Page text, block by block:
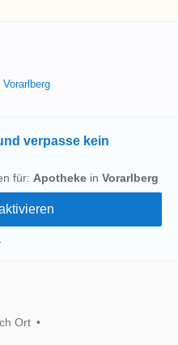
Vorarlberg
verpasse kein
für: Apotheke in Vorarlberg
Ort